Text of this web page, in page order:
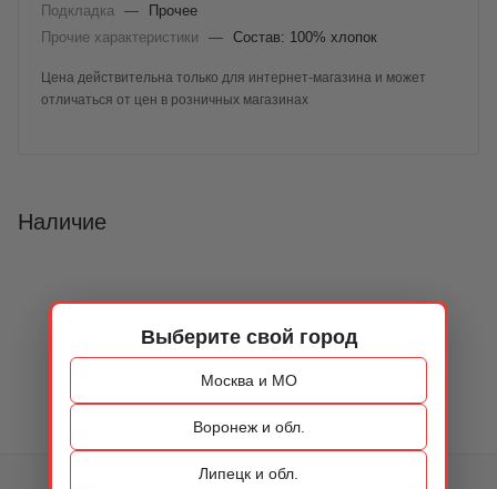
Выберите свой город
Москва и МО
Воронеж и обл.
Липецк и обл.
Подкладка
—
Прочее
Прочие характеристики
— Состав: 100% хлопок
Цена действительна только для интернет-магазина и может
отличаться от цен в розничных магазинах
Наличие